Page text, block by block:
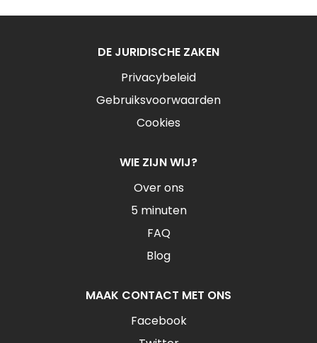
DE JURIDISCHE ZAKEN
Privacybeleid
Gebruiksvoorwaarden
Cookies
WIE ZIJN WIJ?
Over ons
5 minuten
FAQ
Blog
MAAK CONTACT MET ONS
Facebook